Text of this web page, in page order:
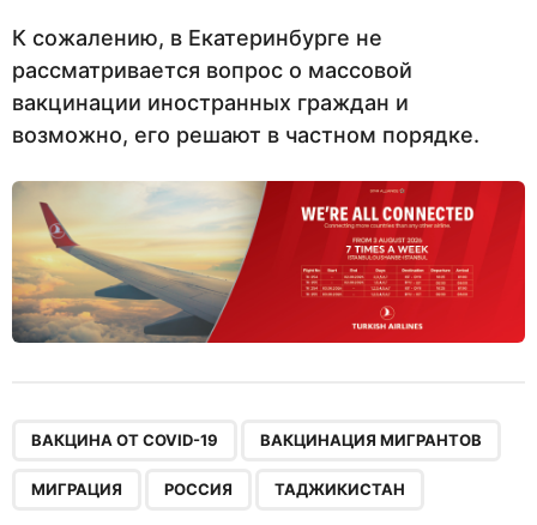
К сожалению, в Екатеринбурге не
рассматривается вопрос о массовой
вакцинации иностранных граждан и
возможно, его решают в частном порядке.
ВАКЦИНА ОТ COVID-19 ВАКЦИНАЦИЯ МИГРАНТОВ
МИГРАЦИЯ РОССИЯ ТАДЖИКИСТАН